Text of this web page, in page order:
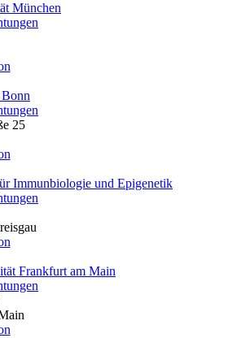
München
25
Immunbiologie und Epigenetik
Frankfurt am Main